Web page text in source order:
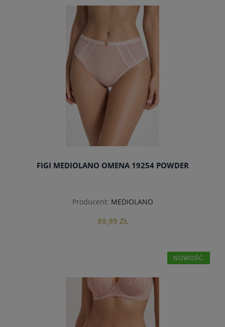
FIGI MEDIOLANO OMENA 19254 POWDER
Producent: MEDIOLANO
89,99 ZŁ
do koszyka
NOWOŚĆ